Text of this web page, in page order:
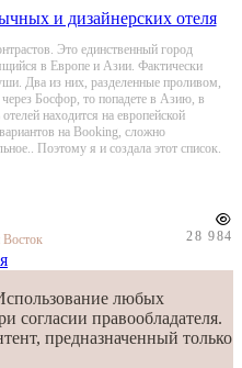
и дизайнерских отеля
Это единственный город
в Европе и Азии. Фактически
Два из них, разделенные проливом,
через Босфор, то попадете в Азию, в
находится на европейской
на Booking, сложно
Поэтому я и создала этот список.
28 984
любых
согласии правообладателя.
предназначенный только